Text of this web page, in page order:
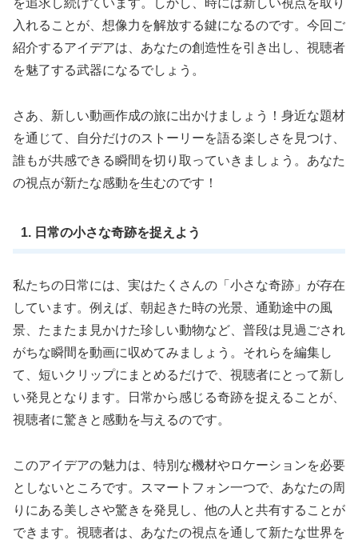
を追求し続けています。しかし、時には新しい視点を取り
入れることが、想像力を解放する鍵になるのです。今回ご
紹介するアイデアは、あなたの創造性を引き出し、視聴者
を魅了する武器になるでしょう。
さあ、新しい動画作成の旅に出かけましょう！身近な題材
を通じて、自分だけのストーリーを語る楽しさを見つけ、
誰もが共感できる瞬間を切り取っていきましょう。あなた
の視点が新たな感動を生むのです！
1. 日常の小さな奇跡を捉えよう
私たちの日常には、実はたくさんの「小さな奇跡」が存在
しています。例えば、朝起きた時の光景、通勤途中の風
景、たまたま見かけた珍しい動物など、普段は見過ごされ
がちな瞬間を動画に収めてみましょう。それらを編集し
て、短いクリップにまとめるだけで、視聴者にとって新し
い発見となります。日常から感じる奇跡を捉えることが、
視聴者に驚きと感動を与えるのです。
このアイデアの魅力は、特別な機材やロケーションを必要
としないところです。スマートフォン一つで、あなたの周
りにある美しさや驚きを発見し、他の人と共有することが
できます。視聴者は、あなたの視点を通して新たな世界を